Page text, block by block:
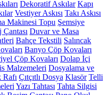
Dekoratif Askılar Kapı
Vestiyer Askısı Takı Askısı
Makinesi Topu Şemsiye
Duvar ve Masa
Bahçe Tekstili Salıncak
Banyo Çöp Kovaları
Çöp Kovaları Dolap İçi
Malzemeleri Dosyalama ve
Çıtçıtlı Dosya Klasör Telli
Yazı Tahtası Tahta Silgisi